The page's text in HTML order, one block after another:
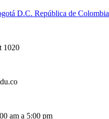
D.C. República de Colombia
1020
am a 5:00 pm